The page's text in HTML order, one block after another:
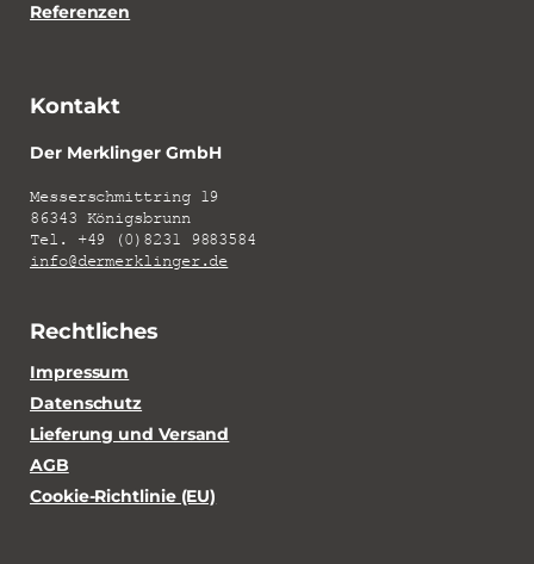
Referenzen
Kontakt
Der Merklinger GmbH
Messerschmittring 19
86343 Königsbrunn
Tel. +49 (0)8231 9883584
info@dermerklinger.de
Rechtliches
Impressum
Datenschutz
Lieferung und Versand
AGB
Cookie-Richtlinie (EU)